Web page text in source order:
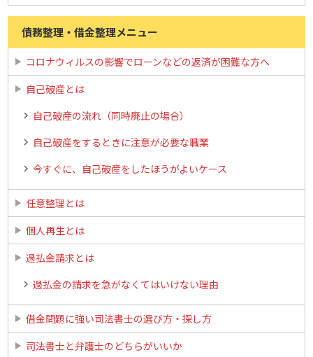
債務整理・借金整理メニュー
コロナウィルスの影響でローンなどの返済が困難な方へ
自己破産とは
自己破産の流れ（同時廃止の場合）
自己破産をするときに注意が必要な職業
今すぐに、自己破産をしたほうがよいケース
任意整理とは
個人再生とは
過払金請求とは
過払金の請求を急がなくてはいけない理由
借金問題に強い司法書士の選び方・探し方
司法書士と弁護士のどちらがいいか